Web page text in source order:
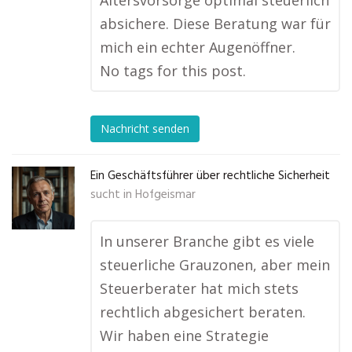
absichere. Diese Beratung war für
mich ein echter Augenöffner.
No tags for this post.
Nachricht senden
Ein Geschäftsführer über rechtliche Sicherheit
sucht in Hofgeismar
In unserer Branche gibt es viele
steuerliche Grauzonen, aber mein
Steuerberater hat mich stets
rechtlich abgesichert beraten.
Wir haben eine Strategie